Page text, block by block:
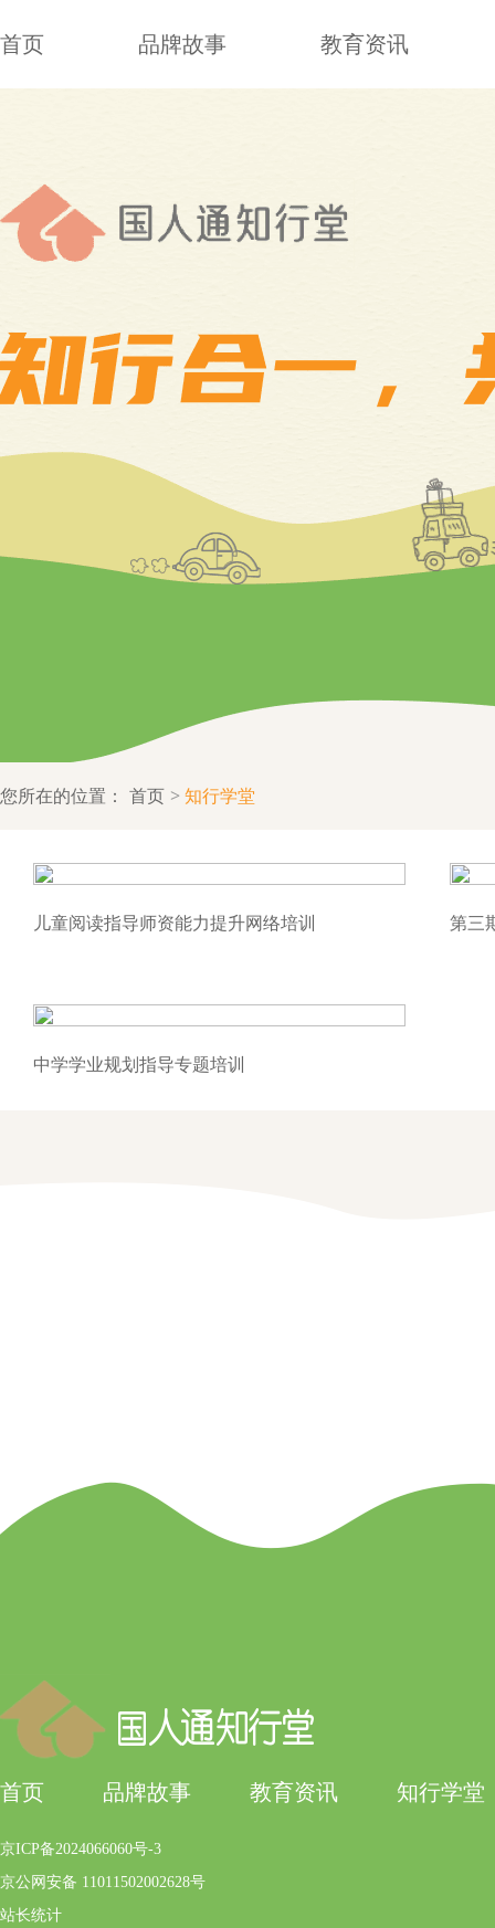
首页 品牌故事 教育资讯
您所在的位置： 首页 知行学堂
儿童阅读指导师资能力提升网络培训 第三
中学学业规划指导专题培训
首页 品牌故事 教育资讯 知行学堂
京ICP备2024066060号-3
京公网安备 11011502002628号
站长统计